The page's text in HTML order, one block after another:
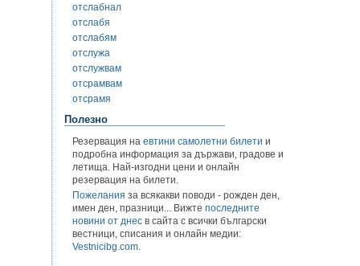
отслабнал
отслабя
отслабям
отслужа
отслужвам
отсрамвам
отсрамя
Полезно
Резервация на евтини самолетни билети и
подробна информация за държави, градове и
летища. Най-изгодни цени и онлайн
резервация на билети.
Пожелания за всякакви поводи - рожден ден,
имен ден, празници... Вижте последните
новини от днес в сайта с всички български
вестници, списания и онлайн медии:
Vestnicibg.com.